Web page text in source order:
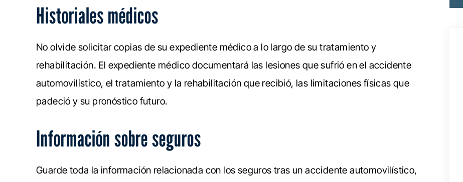
Historiales médicos
No olvide solicitar copias de su expediente médico a lo largo de su tratamiento y
rehabilitación. El expediente médico documentará las lesiones que sufrió en el accidente
automovilístico, el tratamiento y la rehabilitación que recibió, las limitaciones físicas que
padeció y su pronóstico futuro.
Información sobre seguros
Guarde toda la información relacionada con los seguros tras un accidente automovilístico,